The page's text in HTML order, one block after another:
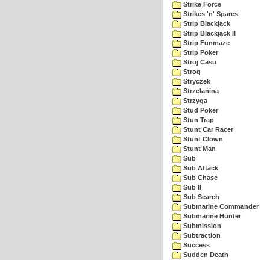
Strike Force
Strikes 'n' Spares
Strip Blackjack
Strip Blackjack II
Strip Funmaze
Strip Poker
Stroj Casu
Stroq
Stryczek
Strzelanina
Strzyga
Stud Poker
Stun Trap
Stunt Car Racer
Stunt Clown
Stunt Man
Sub
Sub Attack
Sub Chase
Sub II
Sub Search
Submarine Commander
Submarine Hunter
Submission
Subtraction
Success
Sudden Death